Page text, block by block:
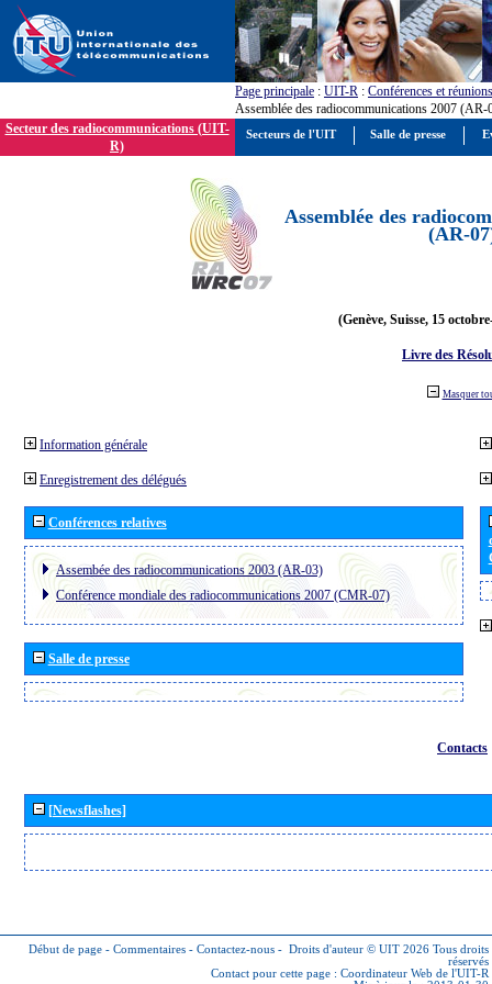
Page principale : UIT-R : Conférences et réunions
Assemblée des radiocommunications 2007 (AR-
Secteur des radiocommunications (UIT-
R)
Assemblée des
(AR-
(Genève, Suisse, 15
Livre des
Masquer
Information générale
Enregistrement des délégués
Conférences relatives
Assembée des radiocommunications 2003 (AR-03)
Conférence mondiale des radiocommunications 2007 (CMR-07)
Salle de presse
Contacts
[Newsflashes]
Début de page - Commentaires - Contactez-nous - Droits d'auteur © UIT 2026 Tous droits
réservés
Contact pour cette page : Coordinateur Web de l'UIT-R
Secteurs de l'UIT Salle de presse